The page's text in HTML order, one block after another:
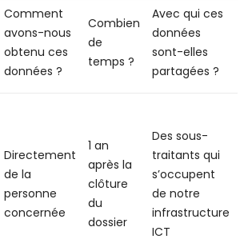
Comment
avons-nous
obtenu ces
données ?
Combien
de
temps ?
Avec qui ces
données
sont-elles
partagées ?
Directement
de la
personne
concernée
1 an
après la
clôture
du
dossier
Des sous-
traitants qui
s’occupent
de notre
infrastructure
ICT